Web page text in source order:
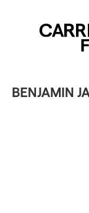
BENJAMIN